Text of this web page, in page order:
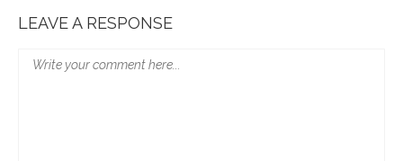
LEAVE A RESPONSE